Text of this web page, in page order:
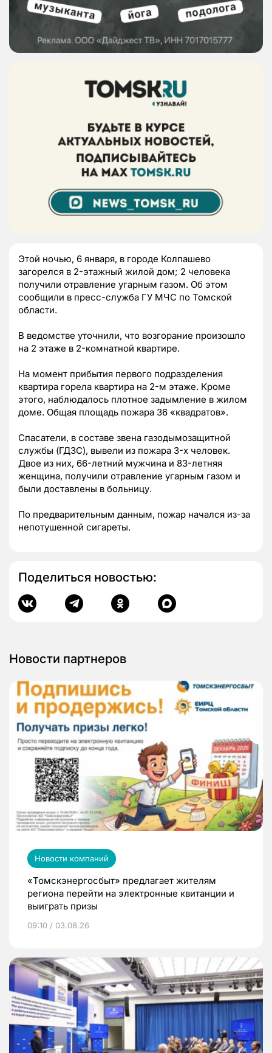
Этой ночью, 6 января, в городе Колпашево
загорелся в 2-этажный жилой дом; 2 человека
получили отравление угарным газом. Об этом
сообщили в пресс-служба ГУ МЧС по Томской
области.
В ведомстве уточнили, что возгорание произошло
на 2 этаже в 2-комнатной квартире.
На момент прибытия первого подразделения
квартира горела квартира на 2-м этаже. Кроме
этого, наблюдалось плотное задымление в жилом
доме. Общая площадь пожара 36 «квадратов».
Спасатели, в составе звена газодымозащитной
службы (ГДЗС), вывели из пожара 3-х человек.
Двое из них, 66-летний мужчина и 83-летняя
женщина, получили отравление угарным газом и
были доставлены в больницу.
По предварительным данным, пожар начался из-за
непотушенной сигареты.
Поделиться новостью:
Новости партнеров
Новости компаний
«Томскэнергосбыт» предлагает жителям
региона перейти на электронные квитанции и
выиграть призы
09:10 / 03.08.26